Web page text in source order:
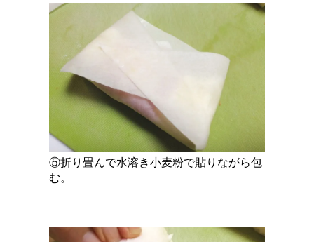
⑤折り畳んで水溶き小麦粉で貼りながら包
む。